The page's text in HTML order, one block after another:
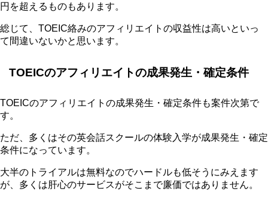
円を超えるものもあります。
総じて、TOEIC絡みのアフィリエイトの収益性は高いといっ
て間違いないかと思います。
TOEICのアフィリエイトの成果発生・確定条件
TOEICのアフィリエイトの成果発生・確定条件も案件次第で
す。
ただ、多くはその英会話スクールの体験入学が成果発生・確定
条件になっています。
大半のトライアルは無料なのでハードルも低そうにみえます
が、多くは肝心のサービスがそこまで廉価ではありません。